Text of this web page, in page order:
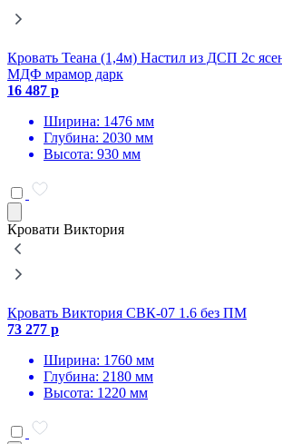
Кровать Теана (1,4м) Настил из ДСП 2с
МДФ мрамор дарк
16 487 р
Ширина: 1476 мм
Глубина: 2030 мм
Высота: 930 мм
Кровати Виктория
Кровать Виктория СВК-07 1.6 без ПМ
73 277 р
Ширина: 1760 мм
Глубина: 2180 мм
Высота: 1220 мм